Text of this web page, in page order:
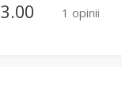
3.00 1 opinii